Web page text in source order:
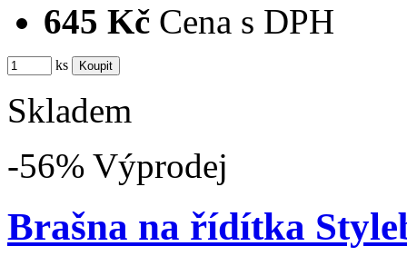
645 Kč Cena s DPH
ks
Skladem
-56% Výprodej
Brašna na řídítka